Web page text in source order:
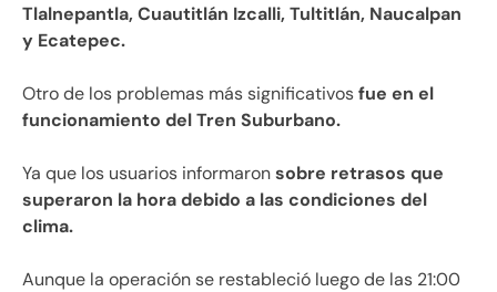
Tlalnepantla, Cuautitlán Izcalli, Tultitlán, Naucalpan
y Ecatepec.
Otro de los problemas más significativosfue en el
funcionamiento del Tren Suburbano.
Ya que los usuarios informaronsobre retrasos que
superaron la hora debido a las condiciones del
clima.
Aunque la operación se restableció luego de las 21:00